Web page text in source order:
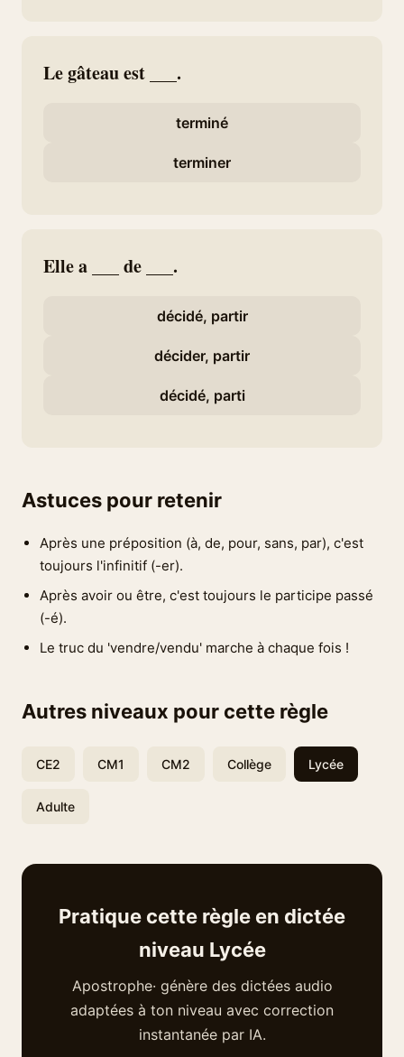
Le gâteau est ___.
terminé
terminer
Elle a ___ de ___.
décidé, partir
décider, partir
décidé, parti
Astuces pour retenir
Après une préposition (à, de, pour, sans, par), c'est
toujours l'infinitif (-er).
Après avoir ou être, c'est toujours le participe passé
(-é).
Le truc du 'vendre/vendu' marche à chaque fois !
Autres niveaux pour cette règle
CE2 CM1 CM2 Collège Lycée
Adulte
Pratique cette règle en dictée
niveau Lycée
Apostrophe· génère des dictées audio
adaptées à ton niveau avec correction
instantanée par IA.